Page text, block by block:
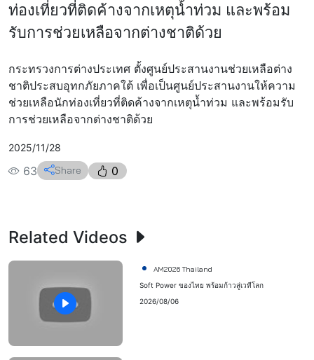
ท่องเที่ยวที่ติดค้างจากเหตุน้ำท่วม และพร้อม
รับการช่วยเหลือจากต่างชาติด้วย
กระทรวงการต่างประเทศ ตั้งศูนย์ประสานงานช่วยเหลือต่าง
ชาติประสบอุทกภัยภาคใต้ เพื่อเป็นศูนย์ประสานงานให้ความ
ช่วยเหลือนักท่องเที่ยวที่ติดค้างจากเหตุน้ำท่วม และพร้อมรับ
การช่วยเหลือจากต่างชาติด้วย
2025/11/28
63 Share 0
Related Videos
AM2026 Thailand
Soft Power ของไทย พร้อมก้าวสู่เวทีโลก
2026/08/06